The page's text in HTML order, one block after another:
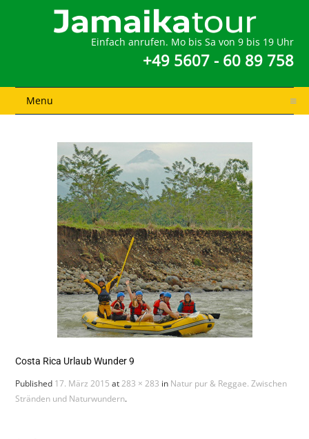
Einfach anrufen. Mo bis Sa von 9 bis 19 Uhr
+49 5607 - 60 89 758
Menu
Costa Rica Urlaub Wunder 9
Published 17. März 2015 at283 × 283 in Natur pur & Reggae. Zwischen
Stränden und Naturwundern.